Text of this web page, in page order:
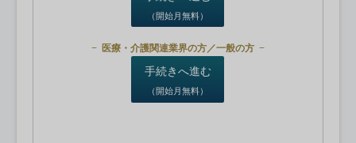
（開始月無料）
医療・介護関連業界の方／一般の方
手続きへ進む
（開始月無料）